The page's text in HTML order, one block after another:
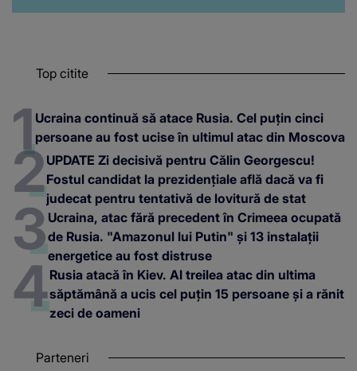
Top citite
Ucraina continuă să atace Rusia. Cel puțin cinci
persoane au fost ucise în ultimul atac din Moscova
UPDATE Zi decisivă pentru Călin Georgescu!
Fostul candidat la prezidențiale află dacă va fi
judecat pentru tentativă de lovitură de stat
Ucraina, atac fără precedent în Crimeea ocupată
de Rusia. "Amazonul lui Putin" și 13 instalații
energetice au fost distruse
Rusia atacă în Kiev. Al treilea atac din ultima
săptămână a ucis cel puțin 15 persoane și a rănit
zeci de oameni
Parteneri